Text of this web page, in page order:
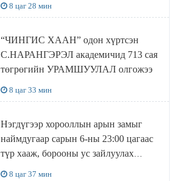
8 цаг 28 мин
“ЧИНГИС ХААН” одон хүртсэн
С.НАРАНГЭРЭЛ академичид 713 сая
төгрөгийн УРАМШУУЛАЛ олгожээ
8 цаг 33 мин
Нэгдүгээр хорооллын арын замыг
наймдугаар сарын 6-ны 23:00 цагаас
түр хааж, борооны ус зайлуулах
8 цаг 37 мин